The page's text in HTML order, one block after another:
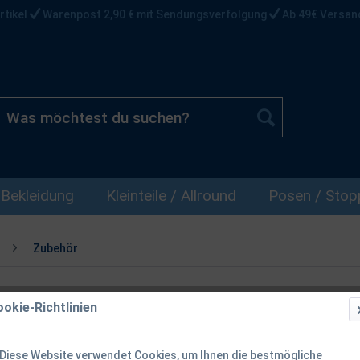
Warenpost 2,90 € mit Sendungsverfolgung Ab 49€
Bekleidung Kleinteile / Allround Posen /
Zubehör
Spro Matt
40cm
Richtlinien
Diese Website verwendet Cookies, um Ihnen die bestmögliche